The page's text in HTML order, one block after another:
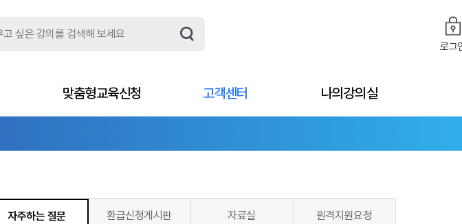
로그
맞춤형교육신청 고객센터 나의강의실
자주하는 질문 환급신청게시판 자료실 원격지원요청